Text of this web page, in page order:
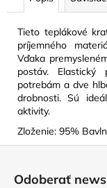
Tieto teplákové
príjemného
Vďaka
postáv.
potrebám a dve
drobnosti. Sú
aktivity.
Zloženie: 95%
Odoberať